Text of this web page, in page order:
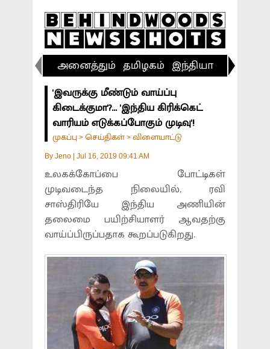
அனைத்தும் தமிழகம் இந்தியா
'இவருக்கு மீண்டும் வாய்ப்பு
கிடைக்குமா'?... 'இந்திய கிரிக்கெட்
வாரியம் எடுக்கப்போகும் முடிவு'!
முகப்பு > செய்திகள் > விளையாட்டு
By Jeno Jul 16, 2019 09:41 AM
உலகக்கோப்பை போட்டிகள்
முடிவடைந்த நிலையில், ரவி
சாஸ்திரியே இந்திய அணியின்
தலைமை பயிற்சியாளர் ஆவதற்கு
வாய்ப்பிருப்பதாக கூறப்படுகிறது.